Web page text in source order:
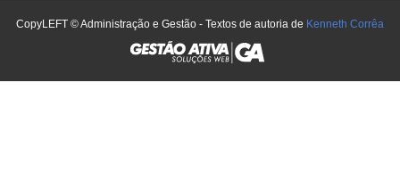
CopyLEFT © Administração e Gestão - Textos de autoria de Kenneth Corrêa